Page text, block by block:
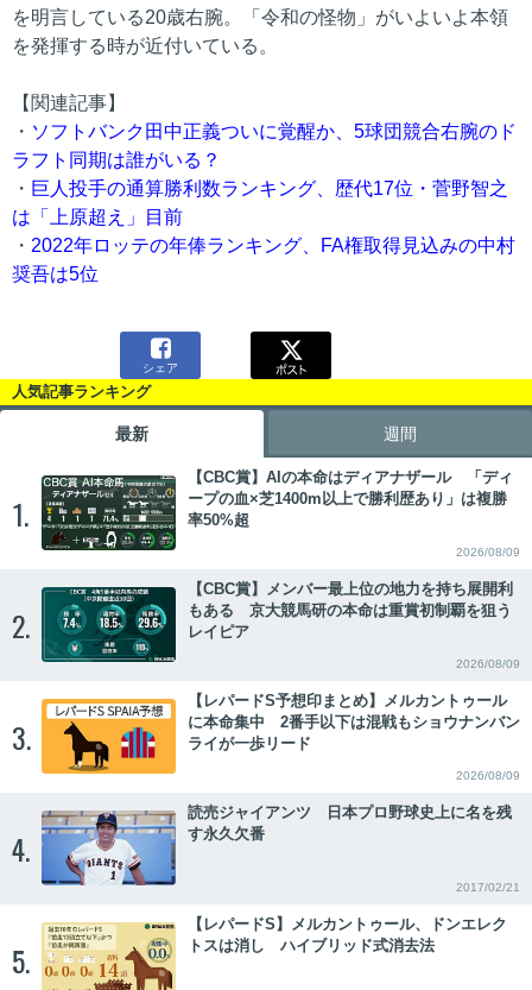
を明言している20歳右腕。「令和の怪物」がいよいよ本領
を発揮する時が近付いている。
【関連記事】
・ ソフトバンク田中正義ついに覚醒か、5球団競合右腕のド
ラフト同期は誰がいる？
・ 巨人投手の通算勝利数ランキング、歴代17位・菅野智之
は「上原超え」目前
・ 2022年ロッテの年俸ランキング、FA権取得見込みの中村
奨吾は5位

シェア
人気記事ランキング
最新 週間
1.
【CBC賞】AIの本命はディアナザール 「ディ
ープの血×芝1400m以上で勝利歴あり」は複勝
率50%超
2026/08/09
2.
【CBC賞】メンバー最上位の地力を持ち展開利
もある 京大競馬研の本命は重賞初制覇を狙う
レイピア
2026/08/09
3.
【レパードS予想印まとめ】メルカントゥール
に本命集中 2番手以下は混戦もショウナンバン
ライが一歩リード
2026/08/09
4.
読売ジャイアンツ 日本プロ野球史上に名を残
す永久欠番
2017/02/21
5.
【レパードS】メルカントゥール、ドンエレク
トスは消し ハイブリッド式消去法